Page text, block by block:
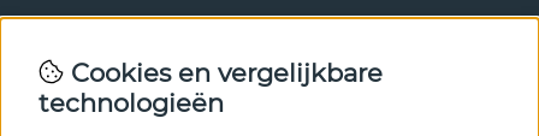
Met onze nieuwsbrief ben je als eerste op de hoogte van
nieuws en aanbiedingen. Meld je hieronder aan.
Cookies en vergelijkbare
technologieën